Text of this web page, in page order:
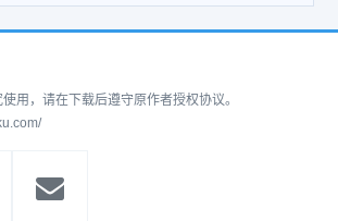
用，请在下载后遵守原作者授权协议。